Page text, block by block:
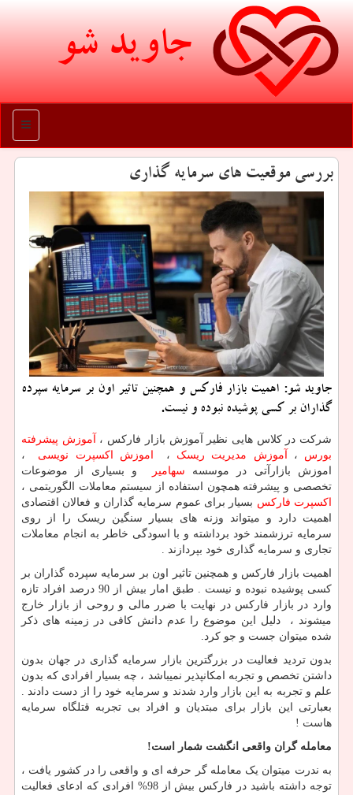
جاوید شو
منو
بررسی موقعیت های سرمایه گذاری
جاوید شو: اهمیت بازار فاركس و همچنین تاثیر اون بر سرمایه سپرده
گذاران بر كسی پوشیده نبوده و نیست.
شرکت در کلاس هایی نظیر آموزش بازار فارکس ،
آموزش پیشرفته
بورس ، آموزش مدیریت ریسک ، اموزش اکسپرت نویسی ،
اموزش بازارآتی در موسسه سهامیر
و بسیاری از موضوعات
تخصصی و پیشرفته همچون استفاده از سیستم معاملات الگوریتمی ،
اکسپرت فارکس بسیار برای عموم سرمایه گذاران و فعالان اقتصادی
اهمیت دارد و میتواند وزنه های بسیار سنگین ریسک را از روی
سرمایه ترزشمند خود برداشته و با اسودگی خاطر به انجام معاملات
تجاری و سرمایه گذاری خود بپردازند .
اهمیت بازار فارکس و همچنین تاثیر اون بر سرمایه سپرده گذاران بر
کسی پوشیده نبوده و نیست . طبق امار بیش از 90 درصد افراد تازه
وارد در بازار فارکس در نهایت با ضرر مالی و روحی از بازار خارج
میشوند ، دلیل این موضوع را عدم دانش کافی در زمینه های ذکر
شده میتوان جست و جو کرد.
بدون تردید فعالیت در بزرگترین بازار سرمایه گذاری در جهان بدون
داشتن تخصص و تجربه امکانپذیر نمیباشد ، چه بسیار افرادی که بدون
علم و تجربه به این بازار وارد شدند و سرمایه خود را از دست دادند .
بعبارتی این بازار برای مبتدیان و افراد بی تجربه قتلگاه سرمایه
هاست !
معامله گران واقعی انگشت شمار است!
به ندرت میتوان یک معامله گر حرفه ای و واقعی را در کشور یافت ،
توجه داشته باشید در فارکس بیش از 98% افرادی که ادعای فعالیت